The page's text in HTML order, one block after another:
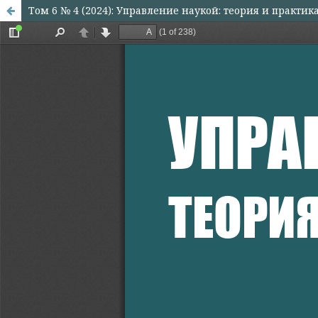
Том 6 № 4 (2024): Управление наукой: теория и